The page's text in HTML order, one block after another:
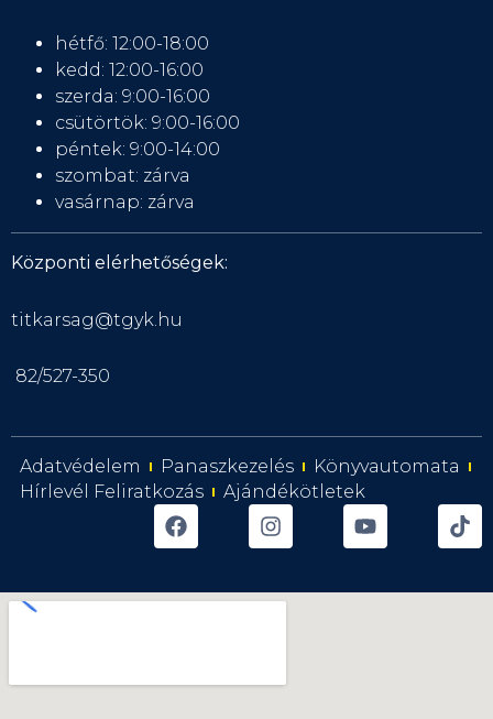
hétfő: 12:00-18:00
kedd: 12:00-16:00
szerda: 9:00-16:00
csütörtök: 9:00-16:00
péntek: 9:00-14:00
szombat: zárva
vasárnap: zárva
Központi elérhetőségek:
titkarsag@tgyk.hu
82/527-350
Adatvédelem Panaszkezelés
Könyvautomata
Hírlevél Feliratkozás
Ajándékötletek